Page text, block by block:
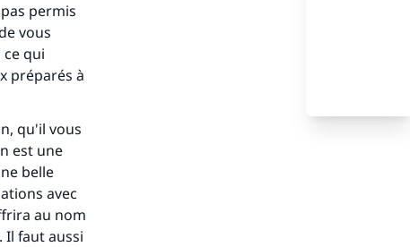
permis
vous
qui
préparés à
qu'il vous
est une
belle
avec
au nom
Il faut aussi
de